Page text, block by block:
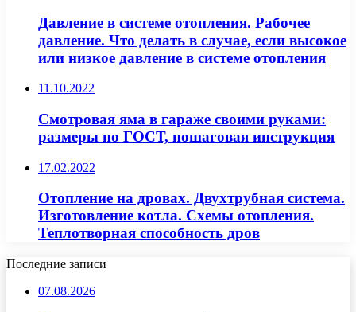
Давление в системе отопления. Рабочее
давление. Что делать в случае, если высокое
или низкое давление в системе отопления
11.10.2022
Смотровая яма в гараже своими руками:
размеры по ГОСТ, пошаговая инструкция
17.02.2022
Отопление на дровах. Двухтрубная система.
Изготовление котла. Схемы отопления.
Теплотворная способность дров
Последние записи
07.08.2026